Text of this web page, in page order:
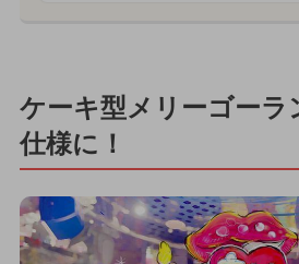
ケーキ型メリーゴーラ
仕様に！